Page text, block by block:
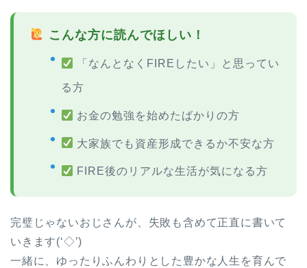
こんな方に読んでほしい！
「なんとなくFIREしたい」と思ってい
る方
お金の勉強を始めたばかりの方
大家族でも資産形成できるか不安な方
FIRE後のリアルな生活が気になる方
完璧じゃないおじさんが、失敗も含めて正直に書いて
いきます(‘◇’)ゞ
一緒に、ゆったりふんわりとした豊かな人生を育んで